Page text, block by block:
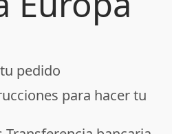
pedido
para hacer tu